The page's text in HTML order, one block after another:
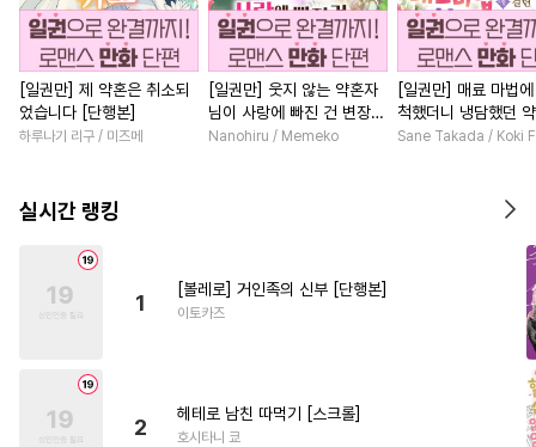
[일권만] 제 약혼은 취소되
었습니다 [단행본]
하루나기 리구 / 미즈메
[일권만] 웃지 않는 약혼자
님이 사랑에 빠진 건 변장한
저인 것 같습니다 [단행본]
Nanohiru / Memeko
[일권만] 매료 마법
척했더니 냉담했던
가 맹목적인 사랑꾼
Sane Takada / Koki
실시간 랭킹
1
[볼레로] 거인족의 신부 [단행본]
이토카즈
2
헤테로 남친 따먹기 [스크롤]
호시타니 쿄